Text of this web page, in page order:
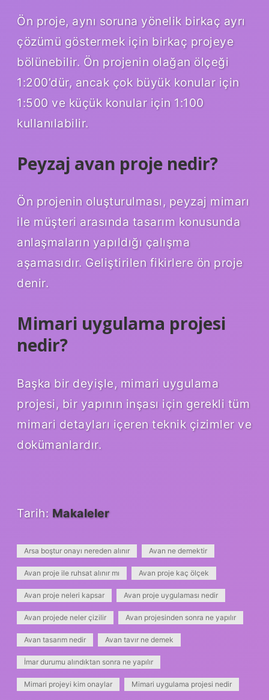
Ön proje, aynı soruna yönelik birkaç ayrı
çözümü göstermek için birkaç projeye
bölünebilir. Ön projenin olağan ölçeği
1:200’dür, ancak çok büyük konular için
1:500 ve küçük konular için 1:100
kullanılabilir.
Peyzaj avan proje nedir?
Ön projenin oluşturulması, peyzaj mimarı
ile müşteri arasında tasarım konusunda
anlaşmaların yapıldığı çalışma
aşamasıdır. Geliştirilen fikirlere ön proje
denir.
Mimari uygulama projesi
nedir?
Başka bir deyişle, mimari uygulama
projesi, bir yapının inşası için gerekli tüm
mimari detayları içeren teknik çizimler ve
dokümanlardır.
Tarih: Makaleler
Arsa boştur onayı nereden alınır Avan ne demektir
Avan proje ile ruhsat alınır mı Avan proje kaç ölçek
Avan proje neleri kapsar Avan proje uygulaması nedir
Avan projede neler çizilir Avan projesinden sonra ne yapılır
Avan tasarım nedir Avan tavır ne demek
İmar durumu alındıktan sonra ne yapılır
Mimari projeyi kim onaylar Mimari uygulama projesi nedir